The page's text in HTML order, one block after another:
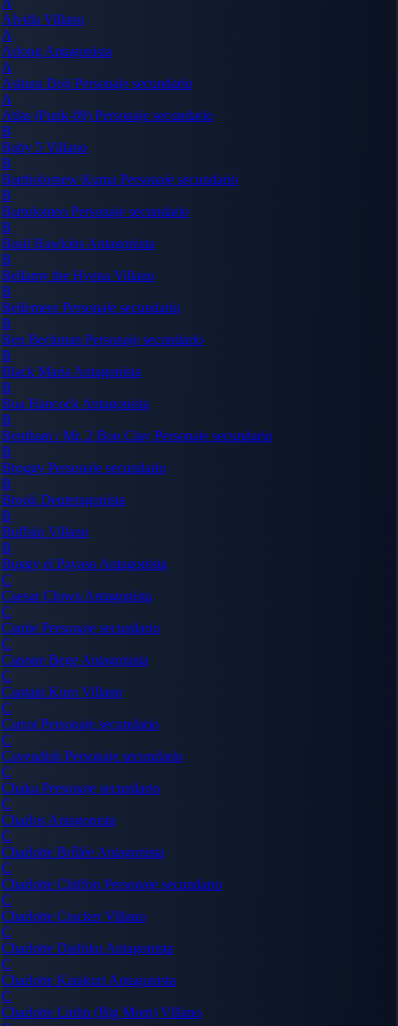
Alvida Villano
A
Arlong Antagonista
A
Ashura Doji Personaje secundario
A
Atlas (Punk-09) Personaje secundario
B
Baby 5 Villano
B
Bartholomew Kuma Personaje secundario
B
Bartolomeo Personaje secundario
B
Basil Hawkins Antagonista
B
Bellamy the Hyena Villano
B
Bellemere Personaje secundario
B
Ben Beckman Personaje secundario
B
Black Maria Antagonista
B
Boa Hancock Antagonista
B
Bentham / Mr. 2 Bon Clay Personaje secundario
B
Broggy Personaje secundario
B
Brook Deuteragonista
B
Buffalo Villano
B
Buggy el Payaso Antagonista
C
Caesar Clown Antagonista
C
Camie Personaje secundario
C
Capone Bege Antagonista
C
Captain Kuro Villano
C
Carrot Personaje secundario
C
Cavendish Personaje secundario
C
Chaka Personaje secundario
C
Charlos Antagonista
C
Charlotte Brûlée Antagonista
C
Charlotte Chiffon Personaje secundario
C
Charlotte CrackerVillano
C
Charlotte Daifuku Antagonista
C
Charlotte Katakuri Antagonista
C
Charlotte Linlin (Big Mom) Villano